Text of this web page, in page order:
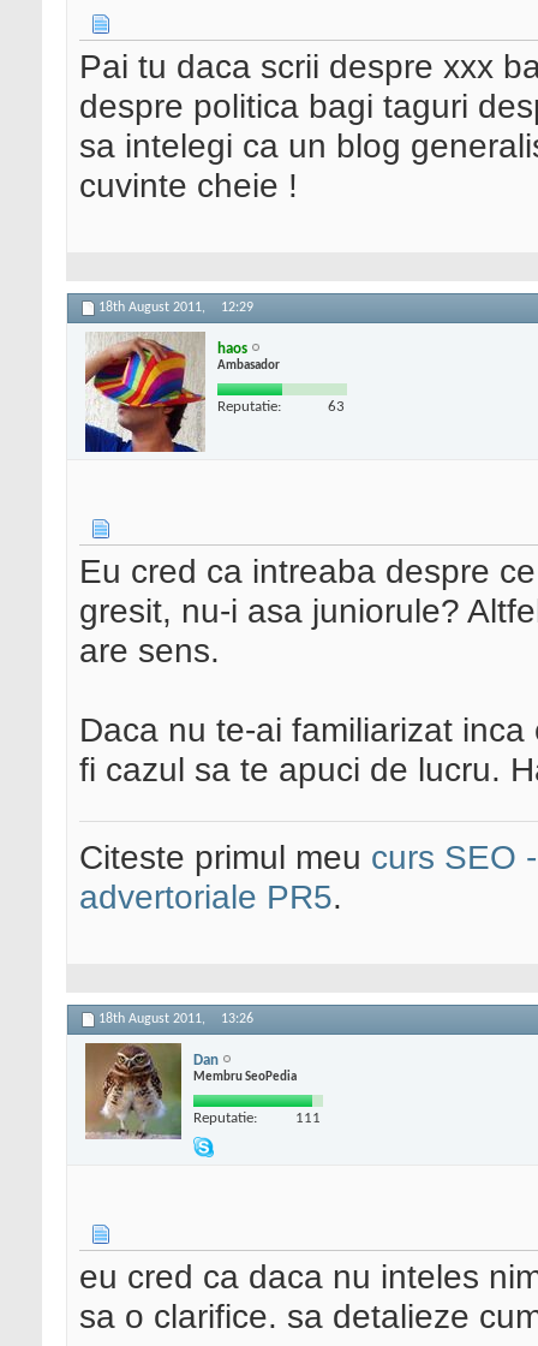
Pai tu daca scrii despre xxx
despre politica bagi taguri
sa intelegi ca un blog
cuvinte cheie !
18th August 2011, 12:29
haos
Ambasador
Reputatie: 63
Eu cred ca intreaba despre
gresit, nu-i asa juniorule?
are sens.
Daca nu te-ai familiarizat
fi cazul sa te apuci de lucru.
Citeste primul meu curs SEO
advertoriale PR5.
18th August 2011, 13:26
Dan
Membru SeoPedia
Reputatie: 111
eu cred ca daca nu inteles
sa o clarifice. sa detalieze